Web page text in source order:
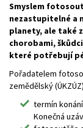
Smyslem
nezastupitelné a
planety, ale také
chorobami,
které potřebují
Pořadatelem
zemědělský
termín
Konečná